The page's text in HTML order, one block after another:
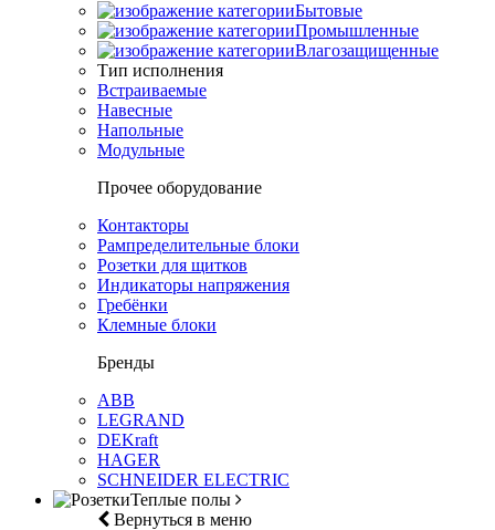
Бытовые
Промышленные
Влагозащищенные
Тип исполнения
Встраиваемые
Навесные
Напольные
Модульные
Прочее оборудование
Контакторы
Рампределительные блоки
Розетки для щитков
Индикаторы напряжения
Гребёнки
Клемные блоки
Бренды
ABB
LEGRAND
DEKraft
HAGER
SCHNEIDER ELECTRIC
Теплые полы
Вернуться в меню